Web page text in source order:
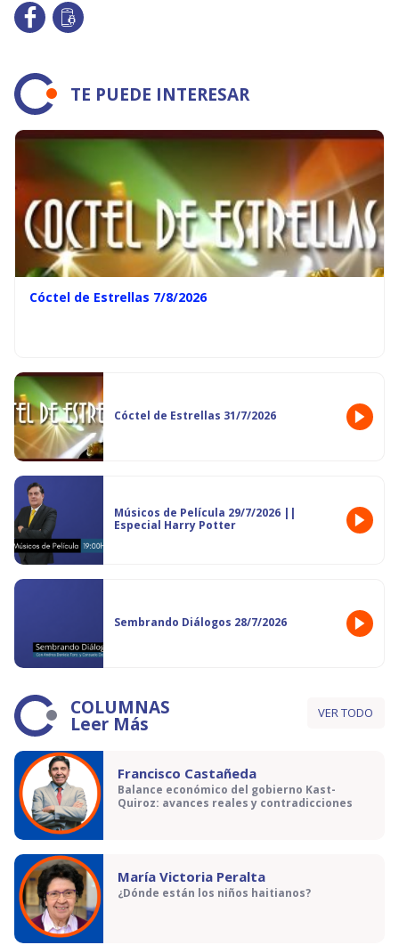
TE PUEDE INTERESAR
Cóctel de Estrellas 7/8/2026
Cóctel de Estrellas 31/7/2026
Músicos de Película 29/7/2026 ||
Especial Harry Potter
Sembrando Diálogos 28/7/2026
COLUMNAS
Leer Más VER TODO
Francisco Castañeda
Balance económico del gobierno Kast-
Quiroz: avances reales y contradicciones
María Victoria Peralta
¿Dónde están los niños haitianos?